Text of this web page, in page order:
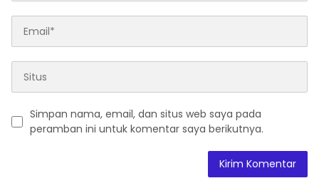
Simpan nama, email, dan situs web saya pada
peramban ini untuk komentar saya berikutnya.